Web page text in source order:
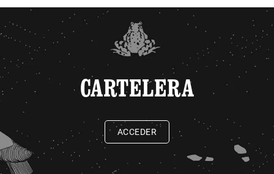
CARTELERA
ACCEDER